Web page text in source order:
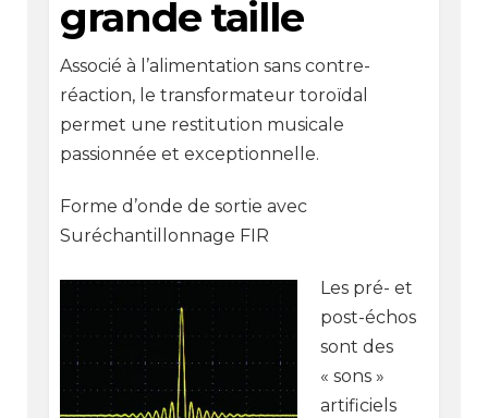
grande taille
Associé à l’alimentation sans contre-
réaction, le transformateur toroïdal
permet une restitution musicale
passionnée et exceptionnelle.
Forme d’onde de sortie avec
Suréchantillonnage FIR
Les pré- et
post-échos
sont des
« sons »
artificiels